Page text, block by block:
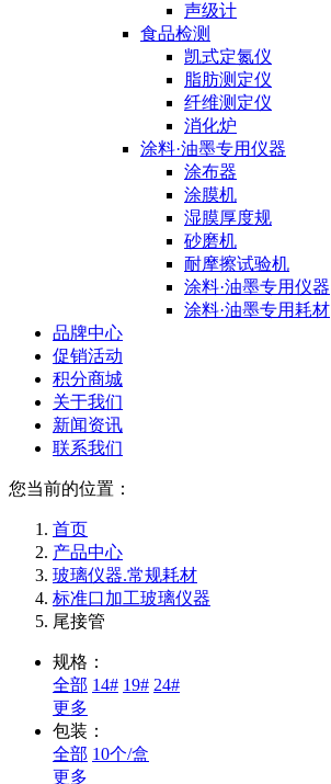
声级计
食品检测
凯式定氮仪
脂肪测定仪
纤维测定仪
消化炉
涂料·油墨专用仪器
涂布器
涂膜机
湿膜厚度规
砂磨机
耐摩擦试验机
涂料·油墨专用仪器
涂料·油墨专用耗材
品牌中心
促销活动
积分商城
关于我们
新闻资讯
联系我们
您当前的位置：
首页
产品中心
玻璃仪器.常规耗材
标准口加工玻璃仪器
尾接管
规格：
全部 14# 19# 24#
更多
包装：
全部 10个/盒
更多